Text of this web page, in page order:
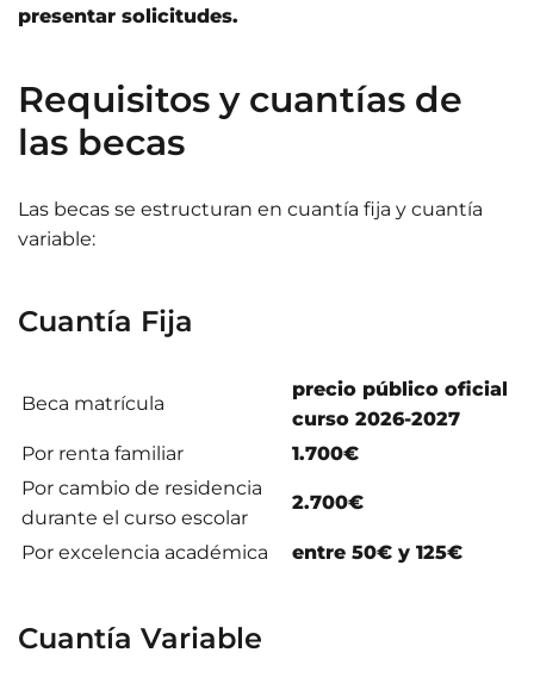
presentar solicitudes.
Requisitos y cuantías de
las becas
Las becas se estructuran en cuantía fija y cuantía
variable:​
Cuantía Fija
Beca matrícula
precio público oficial
curso 2026-2027
Por renta familiar
1.700€
Por cambio de residencia
durante el curso escolar
2.700€
Por excelencia académica entre 50€ y 125€
Cuantía Variable